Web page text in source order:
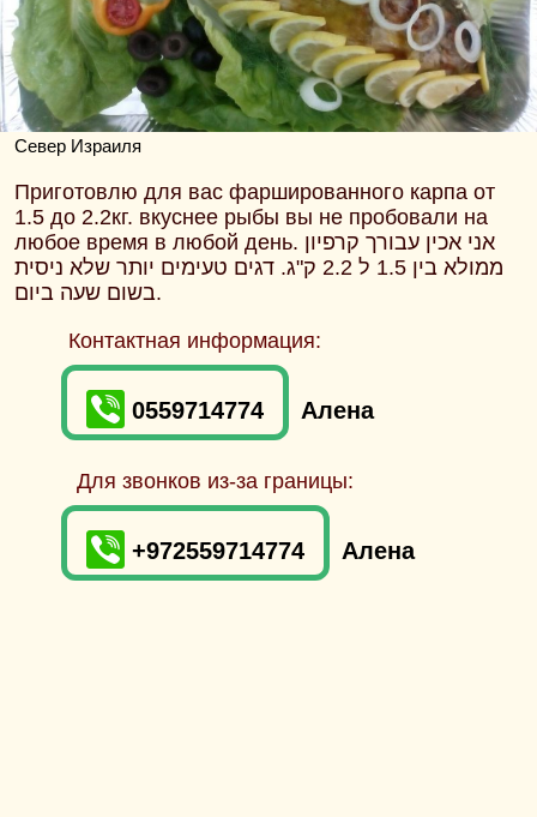
Север Израиля
Приготовлю для вас фаршированного карпа от
1.5 до 2.2кг. вкуснее рыбы вы не пробовали на
любое время в любой день. אני אכין עבורך קרפיון
ממולא בין 1.5 ל 2.2 ק"ג. דגים טעימים יותר שלא ניסית
בשום שעה ביום.
Контактная информация:
0559714774 Алена
Для звонков из-за границы:
+972559714774 Алена